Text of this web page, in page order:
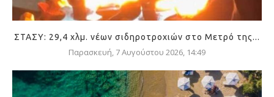
ΣΤΑΣΥ: 29,4 χλμ. νέων σιδηροτροχιών στο Μετρό της...
Παρασκευή, 7 Αυγούστου 2026, 14:49